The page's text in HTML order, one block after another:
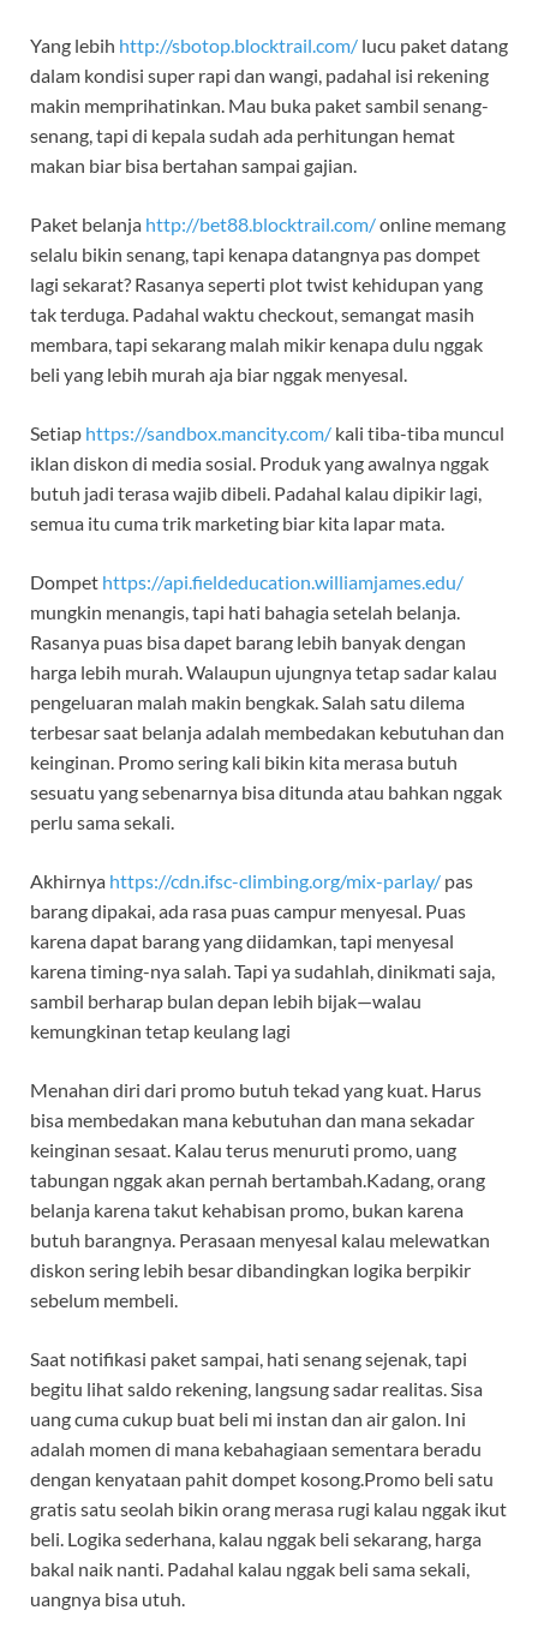
Yang lebih http://sbotop.blocktrail.com/ lucu paket datang
dalam kondisi super rapi dan wangi, padahal isi rekening
makin memprihatinkan. Mau buka paket sambil senang-
senang, tapi di kepala sudah ada perhitungan hemat
makan biar bisa bertahan sampai gajian.
Paket belanja http://bet88.blocktrail.com/online memang
selalu bikin senang, tapi kenapa datangnya pas dompet
lagi sekarat? Rasanya seperti plot twist kehidupan yang
tak terduga. Padahal waktu checkout, semangat masih
membara, tapi sekarang malah mikir kenapa dulu nggak
beli yang lebih murah aja biar nggak menyesal.
Setiap https://sandbox.mancity.com/ kali tiba-tiba muncul
iklan diskon di media sosial. Produk yang awalnya nggak
butuh jadi terasa wajib dibeli. Padahal kalau dipikir lagi,
semua itu cuma trik marketing biar kita lapar mata.
Dompet https://api.fieldeducation.williamjames.edu/
mungkin menangis, tapi hati bahagia setelah belanja.
Rasanya puas bisa dapet barang lebih banyak dengan
harga lebih murah. Walaupun ujungnya tetap sadar kalau
pengeluaran malah makin bengkak. Salah satu dilema
terbesar saat belanja adalah membedakan kebutuhan dan
keinginan. Promo sering kali bikin kita merasa butuh
sesuatu yang sebenarnya bisa ditunda atau bahkan nggak
perlu sama sekali.
Akhirnya https://cdn.ifsc-climbing.org/mix-parlay/ pas
barang dipakai, ada rasa puas campur menyesal. Puas
karena dapat barang yang diidamkan, tapi menyesal
karena timing-nya salah. Tapi ya sudahlah, dinikmati saja,
sambil berharap bulan depan lebih bijak—walau
kemungkinan tetap keulang lagi
Menahan diri dari promo butuh tekad yang kuat. Harus
bisa membedakan mana kebutuhan dan mana sekadar
keinginan sesaat. Kalau terus menuruti promo, uang
tabungan nggak akan pernah bertambah.Kadang, orang
belanja karena takut kehabisan promo, bukan karena
butuh barangnya. Perasaan menyesal kalau melewatkan
diskon sering lebih besar dibandingkan logika berpikir
sebelum membeli.
Saat notifikasi paket sampai, hati senang sejenak, tapi
begitu lihat saldo rekening, langsung sadar realitas. Sisa
uang cuma cukup buat beli mi instan dan air galon. Ini
adalah momen di mana kebahagiaan sementara beradu
dengan kenyataan pahit dompet kosong.Promo beli satu
gratis satu seolah bikin orang merasa rugi kalau nggak ikut
beli. Logika sederhana, kalau nggak beli sekarang, harga
bakal naik nanti. Padahal kalau nggak beli sama sekali,
uangnya bisa utuh.